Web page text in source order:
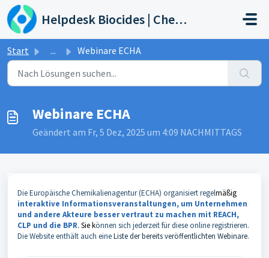
Zum hauptsächlichen Inhalt gehen
Helpdesk Biocides | Chemicals | Products
Start ... Webinare ECHA
Webinare ECHA
Geändert am Fr, 5 Dez, 2025 um 4:09 NACHMITTAGS
Die Europäische Chemikalienagentur (ECHA) organisiert regelmäßig
interaktive Informationsveranstaltungen, um Unternehmen
und andere Akteure besser vertraut zu machen mit REACH,
CLP und die BPR. Sie können sich jederzeit für diese online registrieren.
Die Website enthält auch eineListe der bereits veröffentlichten Webinare.